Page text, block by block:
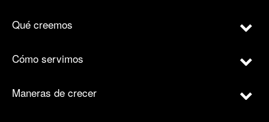
Qué creemos
Cómo servimos
Maneras de crecer